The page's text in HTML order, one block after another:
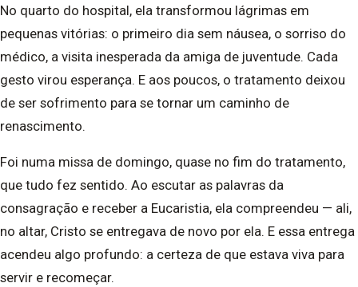
No quarto do hospital, ela transformou lágrimas em
pequenas vitórias: o primeiro dia sem náusea, o sorriso do
médico, a visita inesperada da amiga de juventude. Cada
gesto virou esperança. E aos poucos, o tratamento deixou
de ser sofrimento para se tornar um caminho de
renascimento.
Foi numa missa de domingo, quase no fim do tratamento,
que tudo fez sentido. Ao escutar as palavras da
consagração e receber a Eucaristia, ela compreendeu — ali,
no altar, Cristo se entregava de novo por ela. E essa entrega
acendeu algo profundo: a certeza de que estava viva para
servir e recomeçar.